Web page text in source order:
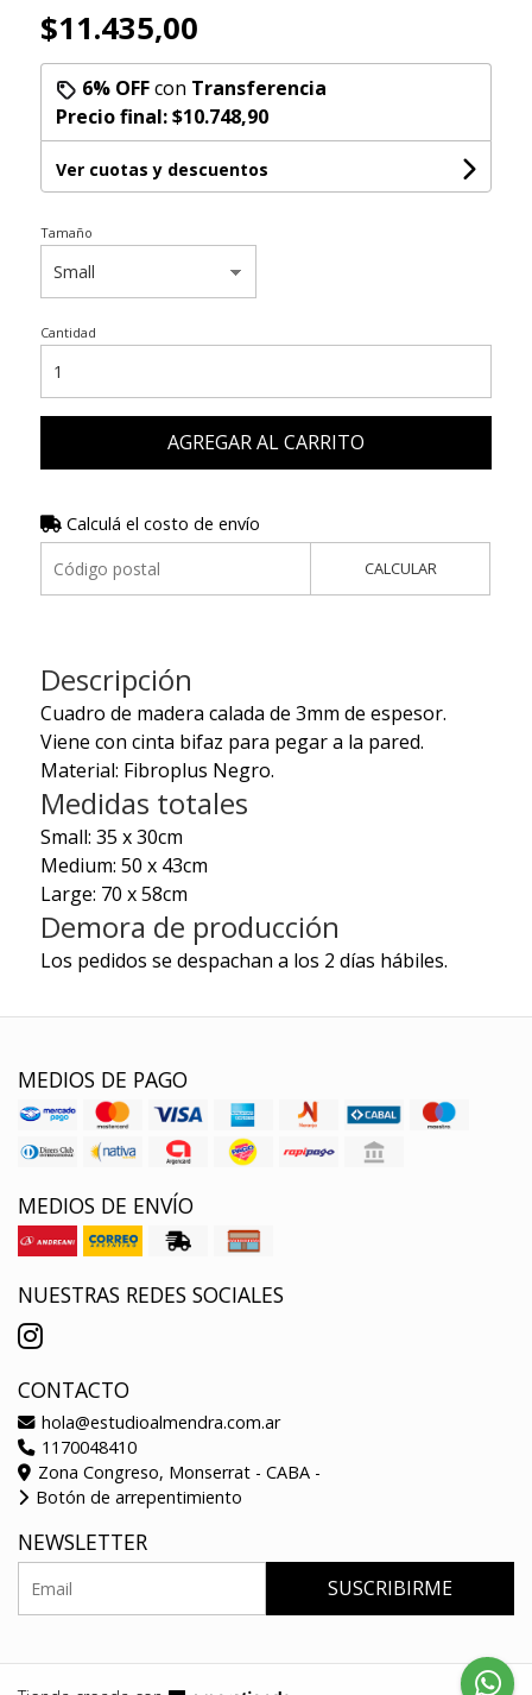
$11.435,00
6% OFFcon Transferencia
Precio final:$10.748,90
Ver cuotas y descuentos
Tamaño
Cantidad
AGREGAR AL CARRITO
Calculá el costo de envío
CALCULAR
Descripción
Cuadro de madera calada de 3mm de espesor.
Viene con cinta bifaz para pegar a la pared.
Material: Fibroplus Negro.
Medidas totales
Small: 35 x 30cm
Medium: 50 x 43cm
Large: 70 x 58cm
Demora de producción
Los pedidos se despachan a los 2 días hábiles.
MEDIOS DE PAGO
MEDIOS DE ENVÍO
NUESTRAS REDES SOCIALES
CONTACTO
hola@estudioalmendra.com.ar
1170048410
Zona Congreso, Monserrat - CABA -
Botón de arrepentimiento
NEWSLETTER
SUSCRIBIRME